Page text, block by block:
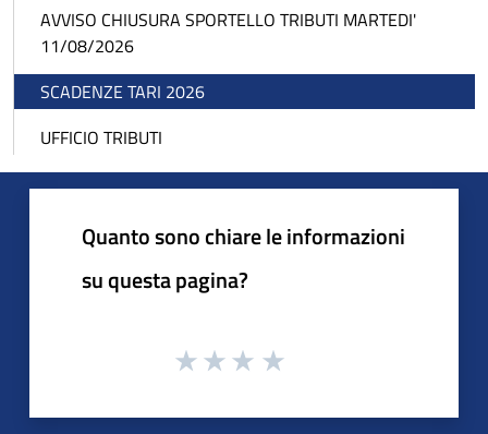
AVVISO CHIUSURA SPORTELLO TRIBUTI MARTEDI'
11/08/2026
SCADENZE TARI 2026
UFFICIO TRIBUTI
Quanto sono chiare le informazioni
su questa pagina?